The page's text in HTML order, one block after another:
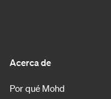
Acerca de
Por qué Mohd